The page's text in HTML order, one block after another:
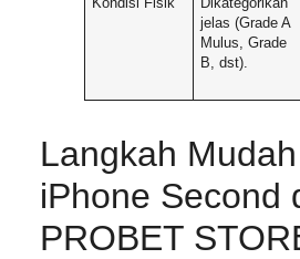
jelas (Grade A
Mulus, Grade
B, dst).
Langkah
iPhone Second
PROBET